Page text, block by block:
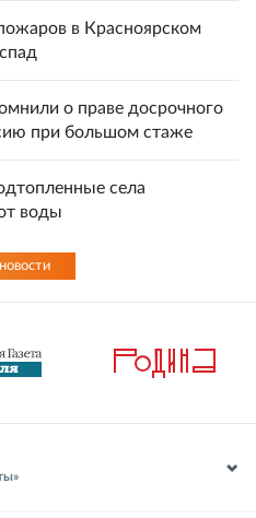
в Красноярском
о праве досрочного
при большом стаже
села
воды